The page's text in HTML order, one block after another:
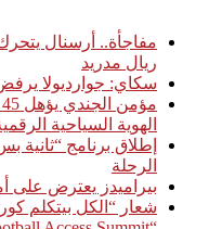
مفاجأة.. أرسنال
ريال مدريد
سكاي: جوارديولا
الهوية السياحية
إطلاق برنامج
الرحلة
بيراميدز يعترض على
شعار “الكل بيتكلم